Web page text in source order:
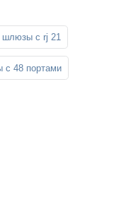
шлюзы с rj 21
48 портами